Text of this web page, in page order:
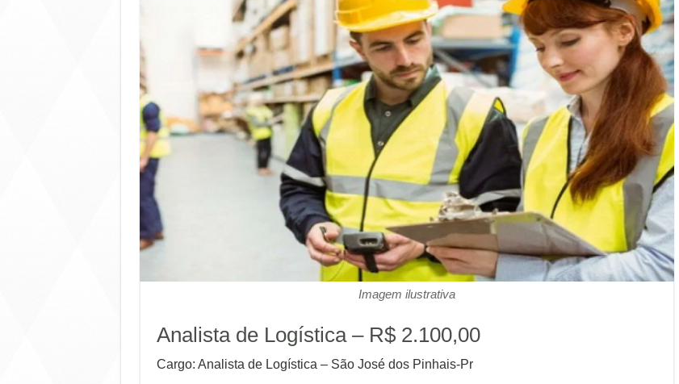
Imagem ilustrativa
Analista de Logística – R$ 2.100,00
Cargo: Analista de Logística – São José dos Pinhais-Pr